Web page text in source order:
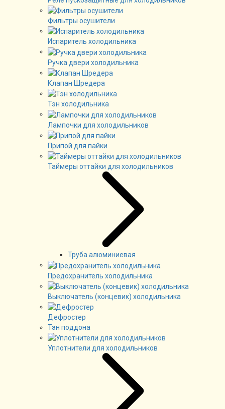
Фильтры осушители
Испаритель холодильника
Ручка двери холодильника
Клапан Шредера
Тэн холодильника
Лампочки для холодильников
Припой для пайки
Таймеры оттайки для холодильников
Труба алюминиевая
Предохранитель холодильника
Выключатель (концевик) холодильника
Дефростер
Тэн поддона
Уплотнители для холодильников